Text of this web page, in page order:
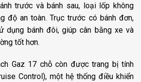
trước và bánh sau, loại lốp không
độ an toàn. Trục trước có bánh đơn,
dụng bánh đôi, giúp cân bằng xe và
tốt hơn.
Gaz 17 chỗ còn được trang bị tính
Control), một hệ thống điều khiển